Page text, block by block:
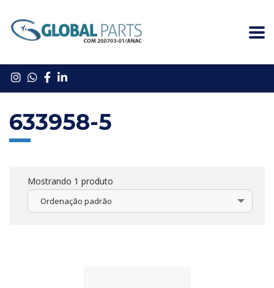
633958-5
Mostrando 1 produto
Ordenação padrão